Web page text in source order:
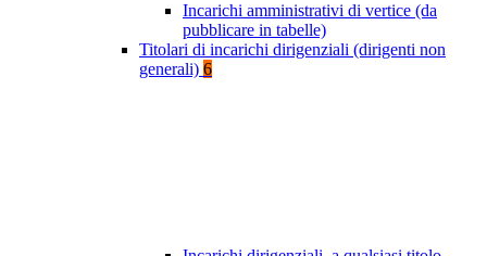
Incarichi amministrativi di vertice (da
pubblicare in tabelle)
Titolari di incarichi dirigenziali (dirigenti non
generali) 6